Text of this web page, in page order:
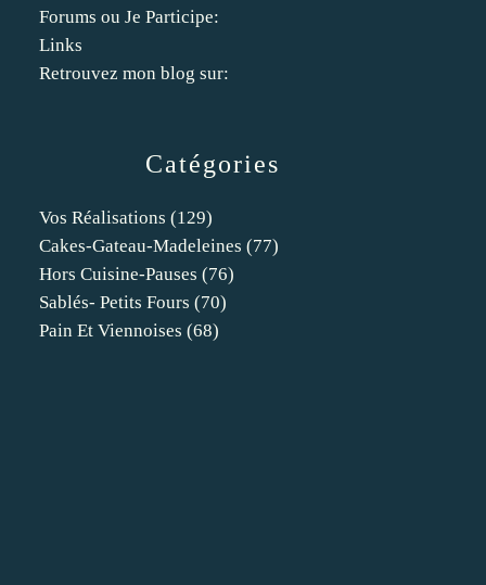
Catégories
Vos Réalisations (129)
Cakes-Gateau-Madeleines (77)
Hors Cuisine-Pauses (76)
Sablés- Petits Fours (70)
Pain Et Viennoises (68)
Forums ou Je Participe:
Links
Retrouvez mon blog sur: